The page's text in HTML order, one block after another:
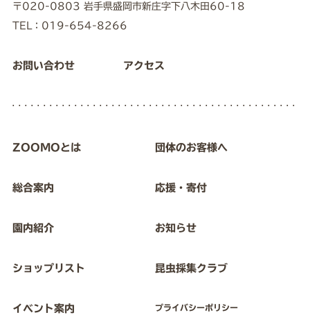
〒020-0803 岩手県盛岡市新庄字下八木田60-18
TEL：019-654-8266
お問い合わせ アクセス
ZOOMOとは
総合案内
園内紹介
ショップリスト
イベント案内
団体のお客様へ
応援・寄付
お知らせ
昆虫採集クラブ
プライバシーポリシー